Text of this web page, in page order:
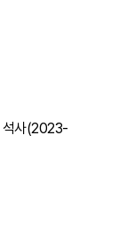
석사(2023-